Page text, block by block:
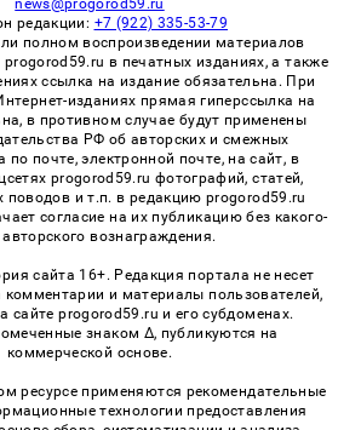
news@progorod59.ru
редакции: +7 (922) 335-53-79
полном воспроизведении материалов
progorod59.ru в печатных изданиях, а также
ссылка на издание обязательна. При
изданиях прямая гиперссылка на
в противном случае будут применены
РФ об авторских и смежных
по почте, электронной почте, на сайт, в
progorod59.ru фотографий, статей,
и т.п. в редакцию progorod59.ru
согласие на их публикацию без какого-
вознаграждения.
сайта 16+. Редакция портала не несет
комментарии и материалы пользователей,
сайте progorod59.ru и его субдоменах.
знаком Δ, публикуются на
коммерческой основе.
ресурсе применяются рекомендательные
технологии предоставления